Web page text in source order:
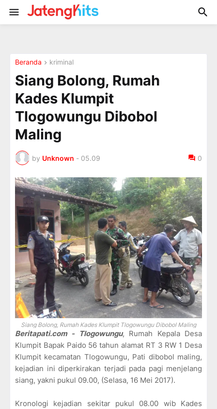
Beranda kriminal
Siang Bolong, Rumah
Kades Klumpit
Tlogowungu Dibobol
Maling
by Unknown - 05.09 0
Siang Bolong, Rumah Kades Klumpit Tlogowungu Dibobol Maling
Beritapati.com - Tlogowungu, Rumah Kepala Desa
Klumpit Bapak Paido 56 tahun alamat RT 3 RW 1 Desa
Klumpit kecamatan Tlogowungu, Pati dibobol maling,
kejadian ini diperkirakan terjadi pada pagi menjelang
siang, yakni pukul 09.00, (Selasa, 16 Mei 2017).
Kronologi kejadian sekitar pukul 08.00 wib Kades